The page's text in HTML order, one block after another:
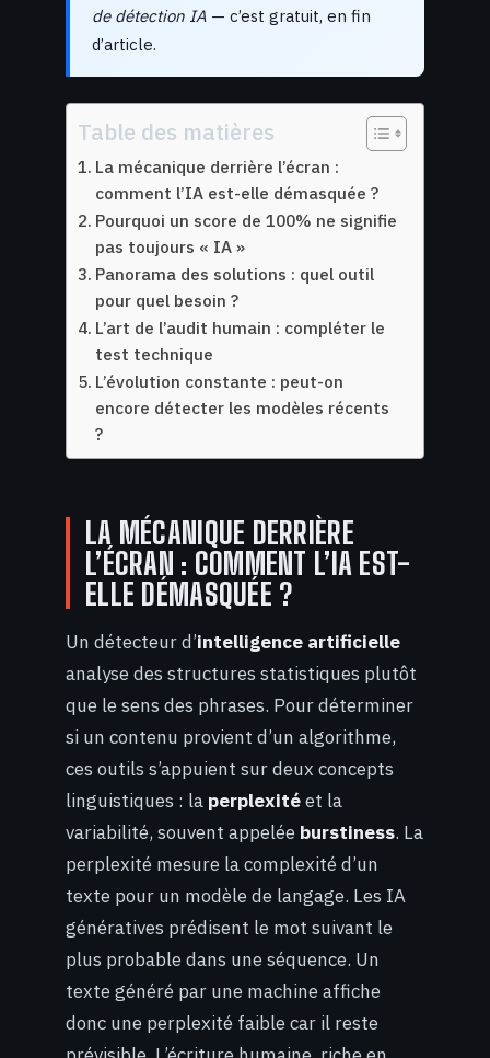
de détection IA — c’est gratuit, en fin
d’article.
Table des matières
La mécanique derrière l’écran :
comment l’IA est-elle démasquée ?
Pourquoi un score de 100% ne signifie
pas toujours « IA »
Panorama des solutions : quel outil
pour quel besoin ?
L’art de l’audit humain : compléter le
test technique
L’évolution constante : peut-on
encore détecter les modèles récents
?
LA MÉCANIQUE DERRIÈRE
L’ÉCRAN : COMMENT L’IA EST-
ELLE DÉMASQUÉE ?
Un détecteur d’intelligence artificielle
analyse des structures statistiques plutôt
que le sens des phrases. Pour déterminer
si un contenu provient d’un algorithme,
ces outils s’appuient sur deux concepts
linguistiques : la perplexitéet la
variabilité, souvent appelée burstiness. La
perplexité mesure la complexité d’un
texte pour un modèle de langage. Les IA
génératives prédisent le mot suivant le
plus probable dans une séquence. Un
texte généré par une machine affiche
donc une perplexité faible car il reste